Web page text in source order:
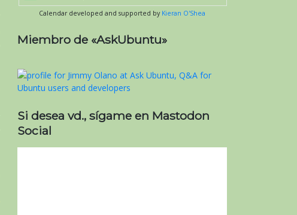
Calendar developed and supported by Kieran O'Shea
Miembro de «AskUbuntu»
Si desea vd., sígame en Mastodon
Social